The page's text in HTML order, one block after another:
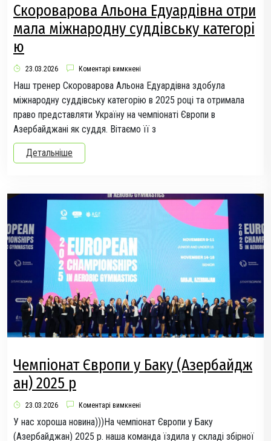
Скороварова Альона Едуардівна отри
мала міжнародну суддівську категорі
ю
23.03.2026 Коментарі вимкнені
Наш тренер Скороварова Альона Едуардівна здобула
міжнародну суддівську категорію в 2025 році та отримала
право представляти Україну на чемпіонаті Європи в
Азербайджані як суддя. Вітаємо її з
Детальніше
Чемпіонат Європи у Баку (Азербайдж
ан) 2025 р
23.03.2026 Коментарі вимкнені
У нас хороша новина)))На чемпіонат Європи у Баку
(Азербайджан) 2025 р. наша команда їздила у складі збірної